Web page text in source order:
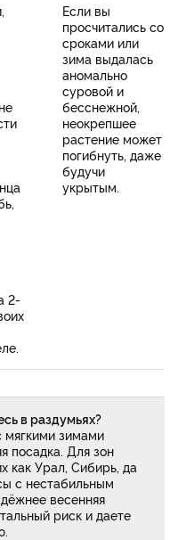
2-
Если вы
просчитались со
сроками или
зима выдалась
аномально
суровой и
бесснежной,
неокрепшее
растение может
погибнуть, даже
будучи
укрытым.
в раздумьях?
зимами
посадка. Для зон
как Урал, Сибирь, да
с нестабильным
весенняя
риск и даете